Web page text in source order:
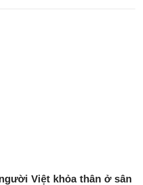
Việt khỏa thân ở sân